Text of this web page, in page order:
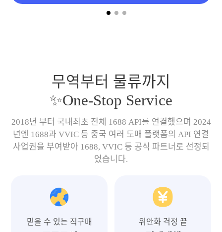
무역부터 물류까지
✨One-Stop Service
2018년 부터 국내최초 전체 1688 API를 연결했으며 2024
년엔 1688과 VVIC 등 중국 여러 도매 플랫폼의 API 연결
사업권을 부여받아 1688, VVIC 등 공식 파트너로 선정되
었습니다.
믿을 수 있는 직구매 위안화 걱정 끝